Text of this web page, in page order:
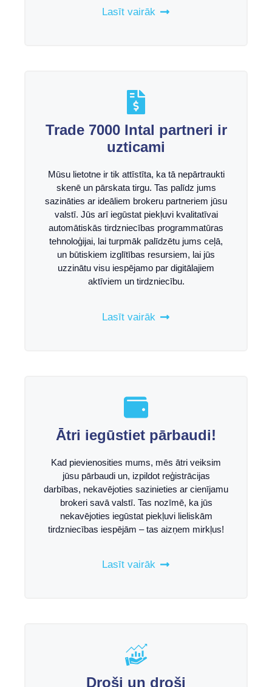
Lasīt vairāk
Trade 7000 Intal partneri ir
uzticami
Mūsu lietotne ir tik attīstīta, ka tā nepārtraukti
skenē un pārskata tirgu. Tas palīdz jums
sazināties ar ideāliem brokeru partneriem jūsu
valstī. Jūs arī iegūstat piekļuvi kvalitatīvai
automātiskās tirdzniecības programmatūras
tehnoloģijai, lai turpmāk palīdzētu jums ceļā,
un būtiskiem izglītības resursiem, lai jūs
uzzinātu visu iespējamo par digitālajiem
aktīviem un tirdzniecību.
Lasīt vairāk
Ātri iegūstiet pārbaudi!
Kad pievienosities mums, mēs ātri veiksim
jūsu pārbaudi un, izpildot reģistrācijas
darbības, nekavējoties sazinieties ar cienījamu
brokeri savā valstī. Tas nozīmē, ka jūs
nekavējoties iegūstat piekļuvi lieliskām
tirdzniecības iespējām – tas aizņem mirkļus!
Lasīt vairāk
Droši un droši